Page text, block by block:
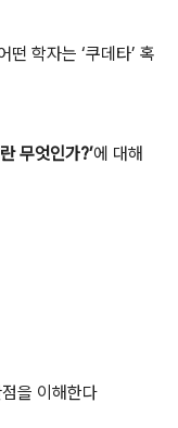
떤 학자는 ‘쿠데타’ 혹
무엇인가?’에 대해
을 이해한다